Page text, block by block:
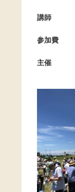
講師
参加費
主催